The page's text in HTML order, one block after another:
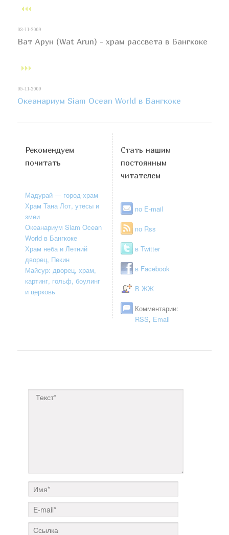
03-11-2009
Ват Арун (Wat Arun) - храм рассвета в Бангкоке
05-11-2009
Океанариум Siam Ocean World в Бангкоке
Рекомендуем
почитать
Мадурай — город-храм
Храм Тана Лот, утесы и
змеи
Океанариум Siam Ocean
World в Бангкоке
Храм неба и Летний
дворец, Пекин
Майсур: дворец, храм,
картинг, гольф, боулинг
и церковь
Стать нашим
постоянным
читателем
по E-mail
по Rss
в Twitter
в Facebook
В ЖЖ
Комментарии:
RSS, Email